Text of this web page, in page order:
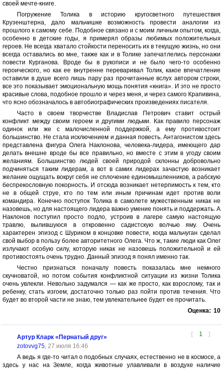
своей мечте-книге.
Погружение Толика в историю кругосветного путешествия
Крузенштерна, дало мальчишке возможность провести аналогии из
прошлого к самому себе. Подобное связано и с моим личным опытом, когда,
особенно в детские годы, я примерял образы любимых положительных
героев. Не всегда хватало стойкости переносить их в текущую жизнь, но они
всегда оставались во мне, также как и в Толике запечатлелись персонажи
повести Курганова. Вроде бы в рукописи и не было чего-то особенно
героического, но как ее внутренне переваривал Толик, какое впечатление
оставили в душе всего лишь пару раз прочитанные вслух автором строки,
все это показывает эмоциональную мощь понятия «книга». И это не просто
красивые слова, подобное прошло и через меня, и через самого Крапивина,
что ясно обозначалось в автобиографических произведениях писателя.
Часто в своем творчестве Владислав Петрович ставит острый
конфликт между своим героем и другими людьми. Как правило персонаж
одинок или же с малочисленной поддержкой, а ему противостоит
большинство. Не стала исключением и данная повесть. Антагонистом здесь
представлена фигура Олега Наклонова, человека-лидера, имеющего дар
делать внешне вроде бы все правильно, но вместе с этим в угоду своим
желаниям. Большинство людей своей природой склонны добровольно
подчиняться таким лидерам, а вот в самих лидерах зачастую возникает
желание ощущать вокруг себя не сплочение единомышленников, а рабскую
беспрекословную покорность. И отсюда возникает нетерпимость к тем, кто
не в общей струе, кто по тем или иным причинам идет против воли
командира. Конечно поступок Толика в самолете мужественным никак не
назовешь, но для настоящего лидера важно умение понять и поддержать. А
Наклонов поступил просто подло, устроив в лагере самую настоящую
травлю, вылившуюся в откровенно садистскую волчью яму. Очень
характерен эпизод с Шуриком в концовке повести, когда мальчуган сделал
свой выбор в пользу более авторитетного Олега. Что ж, такие люди как Олег
излучают особую силу, которую никак не назовешь положительной и ей
противостоять очень трудно. Данный эпизод я понял именно так.
Честно признаться поначалу повесть показалась мне немного
скучноватой, но потом события конфликтной ситуации из жизни Толика
очень увлекли. Невольно задумался — как же просто, как взрослому, так и
ребенку, стать изгоем, достаточно только раз пойти против течения. Что
будет во второй части не знаю, тем увлекательнее будет ее прочитать.
Оценка: 10
[ 1 ]
Артур Кларк «Пернатый друг»
zotovvg75, 27 июля 16:46
А ведь я где-то читал о подобных случаях, естественно не в космосе, а
здесь у нас на Земле, когда животные улавливали в воздухе наличие